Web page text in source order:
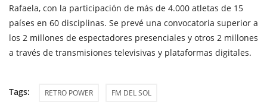
Rafaela, con la participación de más de 4.000 atletas de 15
países en 60 disciplinas. Se prevé una convocatoria superior a
los 2 millones de espectadores presenciales y otros 2 millones
a través de transmisiones televisivas y plataformas digitales.
Tags: RETRO POWER FM DEL SOL